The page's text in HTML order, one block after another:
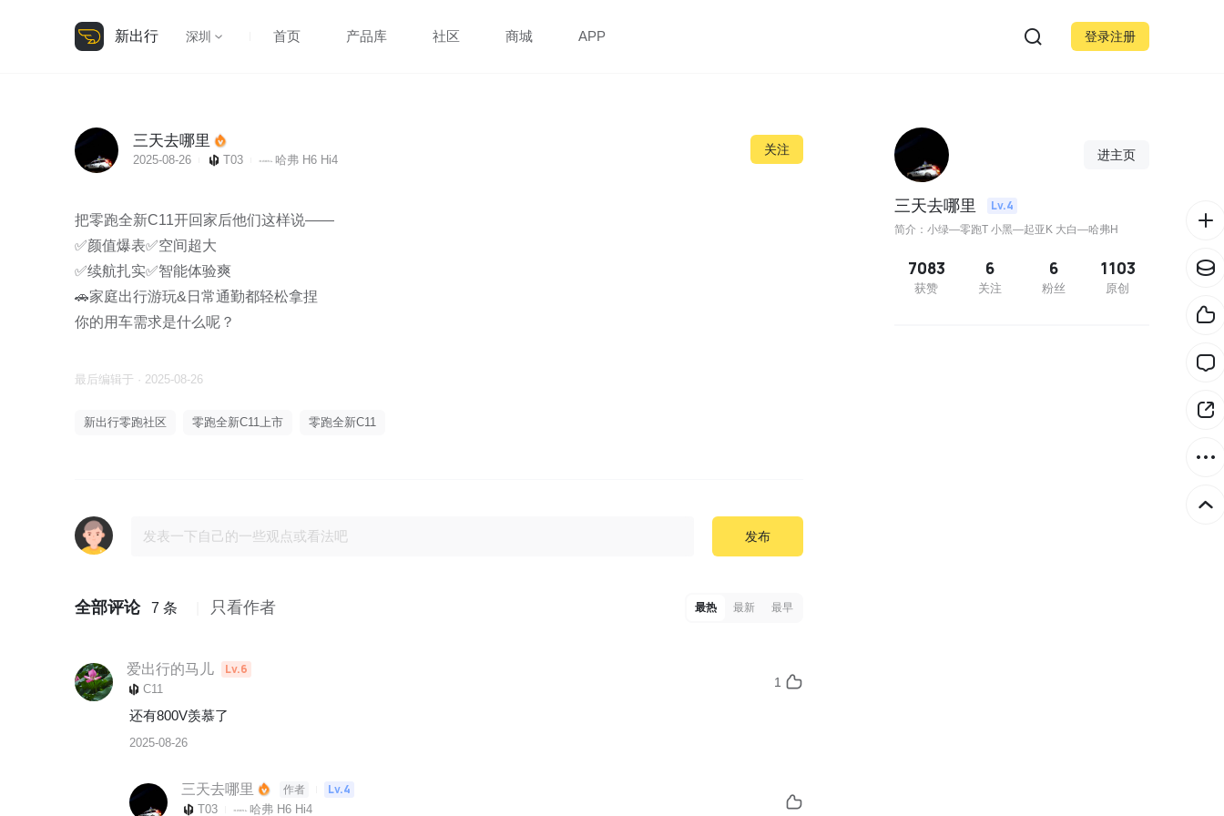
新出行 深圳 首页 产品库 社区 商城 APP 登录注册
三天去哪里
2025-08-26 T03 哈弗 H6 Hi4
关注
把零跑全新C11开回家后他们这样说——
✅颜值爆表✅空间超大
✅续航扎实✅智能体验爽
🚗家庭出行游玩&日常通勤都轻松拿捏
你的用车需求是什么呢？
最后编辑于 · 2025-08-26
新出行零跑社区 零跑全新C11上市 零跑全新C11
发布
全部评论 7 条 只看作者 最热 最新 最早
爱出行的马儿 Lv.6
C11 1
还有800V羡慕了
2025-08-26
三天去哪里 作者 Lv.4
T03 哈弗 H6 Hi4
进主页
三天去哪里 Lv.4
简介：小绿—零跑T 小黑—起亚K 大白—哈弗H
7083
获赞
6
关注
6
粉丝
1103
原创